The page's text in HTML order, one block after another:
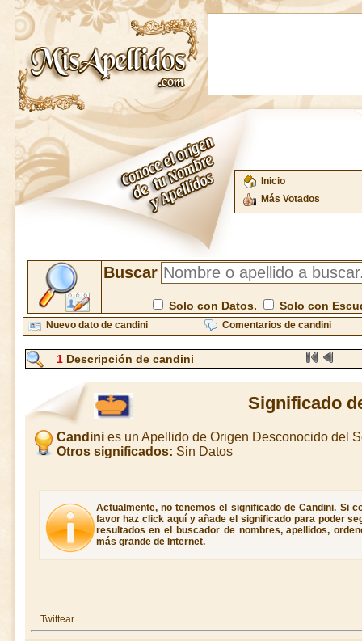
Inicio
Más Votados
Buscar
Solo con Datos. Solo con
Nuevo dato de candini Comentarios de candini
1 Descripción de candini
Significado
Candinies un Apellido de Origen Desconocido del
Otros significados: Sin Datos
Actualmente, no tenemos el significado de Candini. Si
favor haz click aquí y añade el significado para poder
resultados en el buscador de nombres, apellidos,
más grande de Internet.
Twittear